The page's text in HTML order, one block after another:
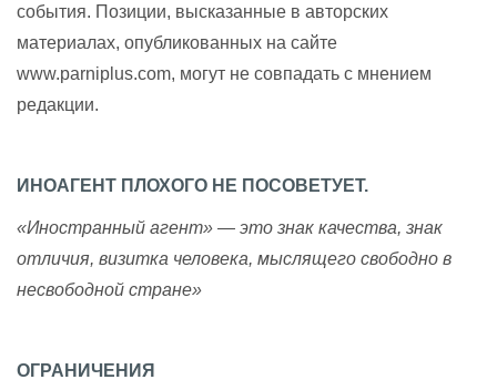
события. Позиции, высказанные в авторских
материалах, опубликованных на сайте
www.parniplus.com, могут не совпадать с мнением
редакции.
ИНОАГЕНТ ПЛОХОГО НЕ ПОСОВЕТУЕТ.
«Иностранный агент» — это знак качества, знак
отличия, визитка человека, мыслящего свободно в
несвободной стране»
ОГРАНИЧЕНИЯ